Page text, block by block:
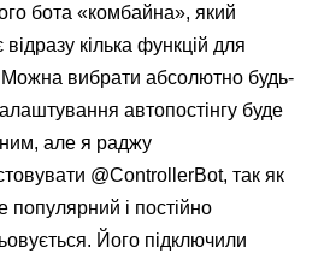
бота «комбайна», який
відразу кілька функцій для
Можна вибрати абсолютно будь-
автопостінгу буде
але я раджу
@ControllerBot, так як
популярний і постійно
Його підключили